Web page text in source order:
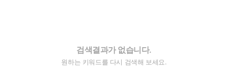
검색결과가 없습니다.
원하는 키워드를 다시 검색해 보세요.